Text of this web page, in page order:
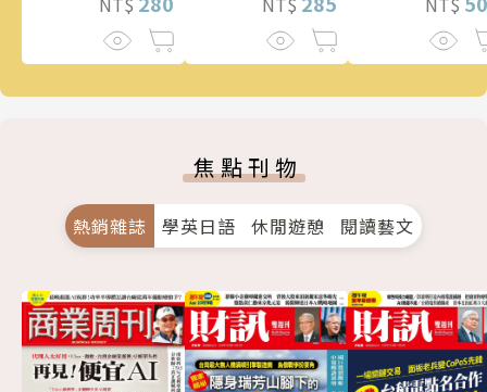
焦點刊物
熱銷雜誌 學英日語 休閒遊憩 閱讀藝文